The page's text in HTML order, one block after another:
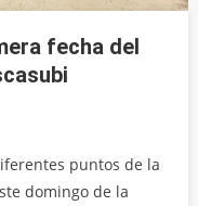
fecha del
puntos de la
domingo de la